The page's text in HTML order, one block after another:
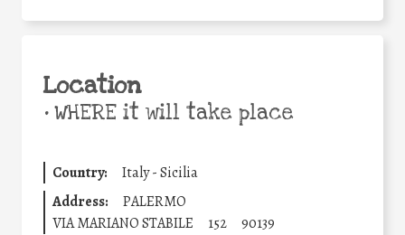
Location
•WHERE it will take place
Country:
Italy - Sicilia
Address:
PALERMO
VIA MARIANO STABILE
152 90139